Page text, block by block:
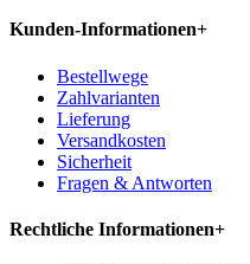
Kunden-Informationen+
Bestellwege
Zahlvarianten
Lieferung
Versandkosten
Sicherheit
Fragen & Antworten
Rechtliche Informationen+